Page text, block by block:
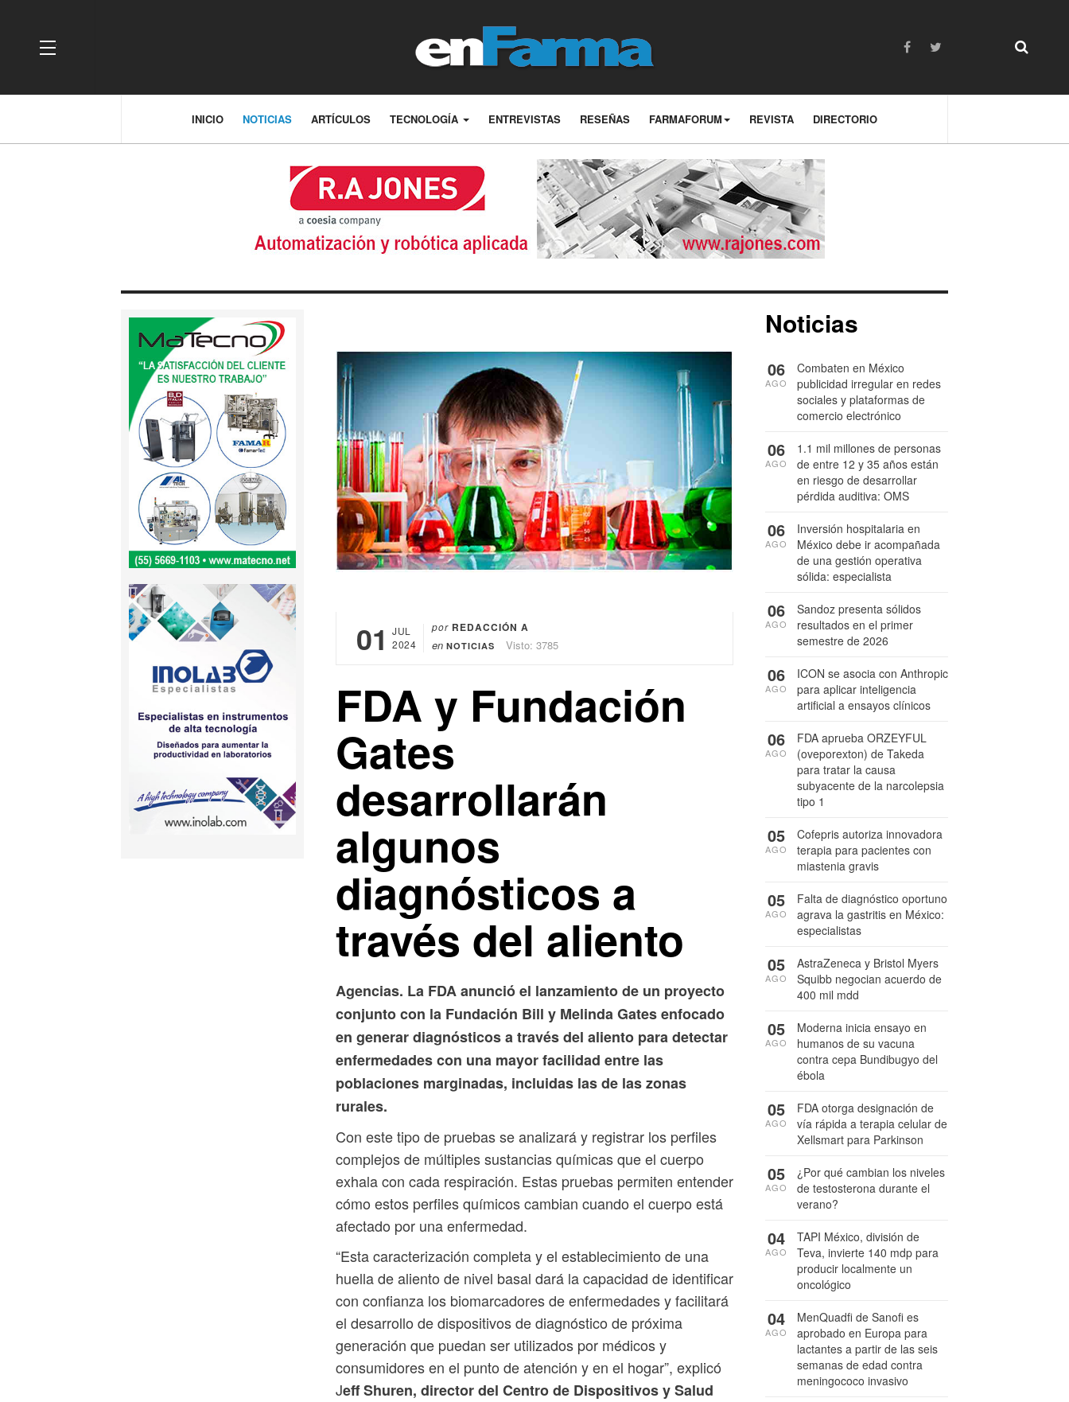
OFF CANVAS
INICIO NOTICIAS ARTÍCULOS TECNOLOGÍA ENTREVISTAS RESEÑAS FARMAFORUM REVISTA DIRECTORIO
01
JUL
2024
por REDACCIÓN A
en NOTICIAS Visto: 3785
FDA y Fundación
Gates
desarrollarán
algunos
diagnósticos a
través del aliento
Agencias. La FDA anunció el lanzamiento de un proyecto
conjunto con la Fundación Bill y Melinda Gates enfocado
en generar diagnósticos a través del aliento para detectar
enfermedades con una mayor facilidad entre las
poblaciones marginadas, incluidas las de las zonas
rurales.
Con este tipo de pruebas se analizará y registrar los perfiles
complejos de múltiples sustancias químicas que el cuerpo
exhala con cada respiración. Estas pruebas permiten entender
cómo estos perfiles químicos cambian cuando el cuerpo está
afectado por una enfermedad.
“Esta caracterización completa y el establecimiento de una
huella de aliento de nivel basal dará la capacidad de identificar
con confianza los biomarcadores de enfermedades y facilitará
el desarrollo de dispositivos de diagnóstico de próxima
generación que puedan ser utilizados por médicos y
consumidores en el punto de atención y en el hogar”, explicó
Jeff Shuren, director del Centro de Dispositivos y Salud
Noticias
Combaten en México
publicidad irregular en redes
sociales y plataformas de
comercio electrónico
06
AGO
1.1 mil millones de personas
de entre 12 y 35 años están
en riesgo de desarrollar
pérdida auditiva: OMS
06
AGO
Inversión hospitalaria en
México debe ir acompañada
de una gestión operativa
sólida: especialista
06
AGO
Sandoz presenta sólidos
resultados en el primer
semestre de 2026
06
AGO
ICON se asocia con Anthropic
para aplicar inteligencia
artificial a ensayos clínicos
06
AGO
FDA aprueba ORZEYFUL
(oveporexton) de Takeda
para tratar la causa
subyacente de la narcolepsia
tipo 1
06
AGO
Cofepris autoriza innovadora
terapia para pacientes con
miastenia gravis
05
AGO
Falta de diagnóstico oportuno
agrava la gastritis en México:
especialistas
05
AGO
AstraZeneca y Bristol Myers
Squibb negocian acuerdo de
400 mil mdd
05
AGO
Moderna inicia ensayo en
humanos de su vacuna
contra cepa Bundibugyo del
ébola
05
AGO
FDA otorga designación de
vía rápida a terapia celular de
Xellsmart para Parkinson
05
AGO
¿Por qué cambian los niveles
de testosterona durante el
verano?
05
AGO
TAPI México, división de
Teva, invierte 140 mdp para
producir localmente un
oncológico
04
AGO
MenQuadfi de Sanofi es
aprobado en Europa para
lactantes a partir de las seis
semanas de edad contra
meningococo invasivo
04
AGO